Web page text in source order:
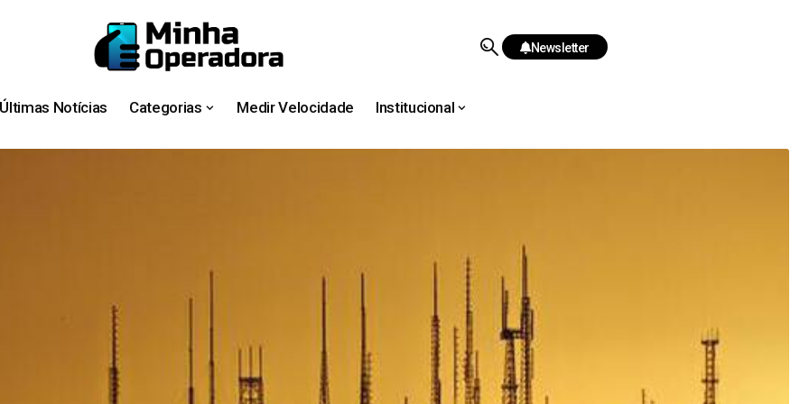
Newsletter
Últimas Notícias Categorias Medir Velocidade Institucional